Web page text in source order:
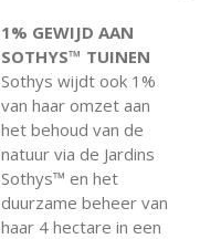
1% GEWIJD AAN
SOTHYS™ TUINEN
Sothys wijdt ook 1%
van haar omzet aan
het behoud van de
natuur via de Jardins
Sothys™ en het
duurzame beheer van
haar 4 hectare in een